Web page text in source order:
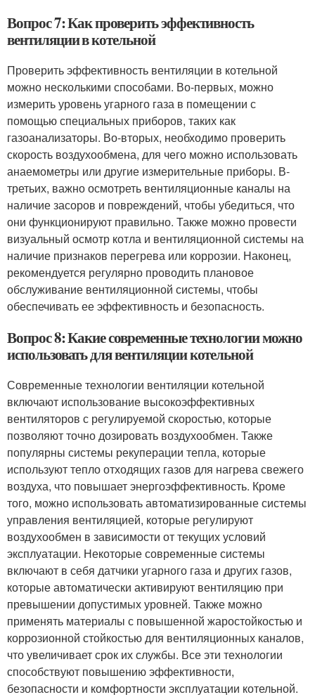
Вопрос 7: Как проверить эффективность
вентиляции в котельной
Проверить эффективность вентиляции в котельной
можно несколькими способами. Во-первых, можно
измерить уровень угарного газа в помещении с
помощью специальных приборов, таких как
газоанализаторы. Во-вторых, необходимо проверить
скорость воздухообмена, для чего можно использовать
анаемометры или другие измерительные приборы. В-
третьих, важно осмотреть вентиляционные каналы на
наличие засоров и повреждений, чтобы убедиться, что
они функционируют правильно. Также можно провести
визуальный осмотр котла и вентиляционной системы на
наличие признаков перегрева или коррозии. Наконец,
рекомендуется регулярно проводить плановое
обслуживание вентиляционной системы, чтобы
обеспечивать ее эффективность и безопасность.
Вопрос 8: Какие современные технологии можно
использовать для вентиляции котельной
Современные технологии вентиляции котельной
включают использование высокоэффективных
вентиляторов с регулируемой скоростью, которые
позволяют точно дозировать воздухообмен. Также
популярны системы рекуперации тепла, которые
используют тепло отходящих газов для нагрева свежего
воздуха, что повышает энергоэффективность. Кроме
того, можно использовать автоматизированные системы
управления вентиляцией, которые регулируют
воздухообмен в зависимости от текущих условий
эксплуатации. Некоторые современные системы
включают в себя датчики угарного газа и других газов,
которые автоматически активируют вентиляцию при
превышении допустимых уровней. Также можно
применять материалы с повышенной жаростойкостью и
коррозионной стойкостью для вентиляционных каналов,
что увеличивает срок их службы. Все эти технологии
способствуют повышению эффективности,
безопасности и комфортности эксплуатации котельной.